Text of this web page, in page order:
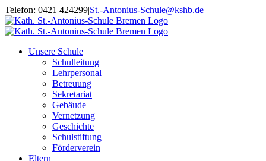
Zum
Inhalt
springen
Telefon: 0421 424299|St.-Antonius-Schule@kshb.de
Unsere Schule
Schulleitung
Lehrpersonal
Betreuung
Sekretariat
Gebäude
Vernetzung
Geschichte
Schulstiftung
Förderverein
Eltern